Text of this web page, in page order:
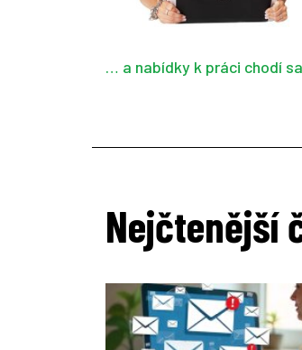
… a nabídky k práci chodí
Nejčtenější